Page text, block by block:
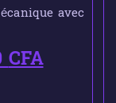
avec
CFA